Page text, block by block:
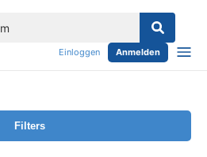
Einloggen Anmelden
Filters